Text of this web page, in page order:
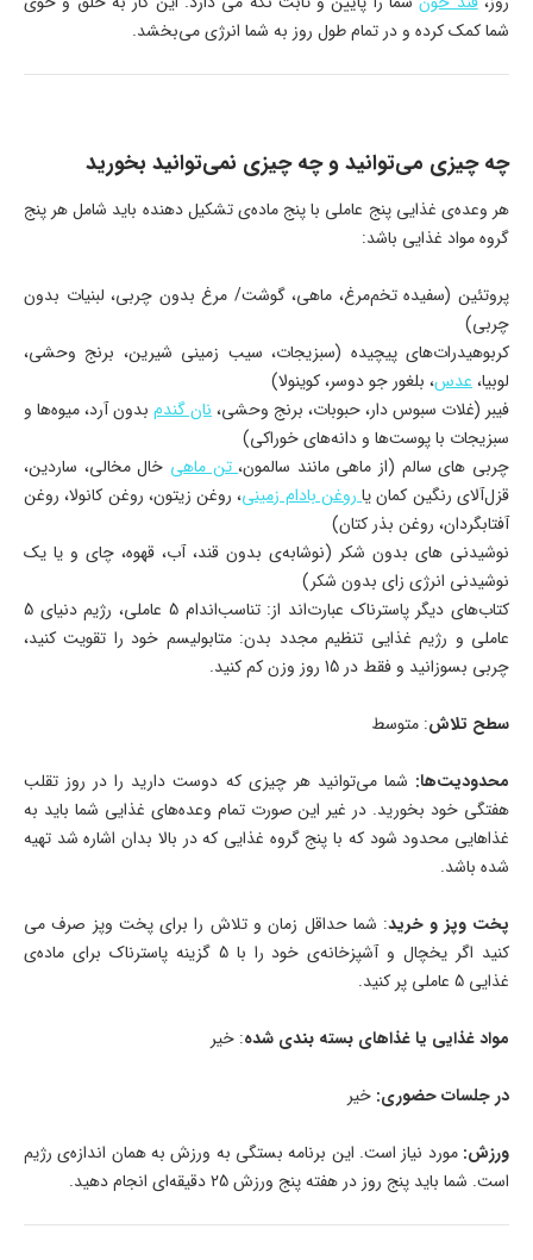
شما کمک کرده و در تمام طول روز به شما انرژی می‌بخشد.
چه چیزی می‌توانید و چه چیزی نمی‌توانید بخورید
هر وعده‌ی غذایی پنج عاملی با پنج ماده‌ی تشکیل‌ دهنده باید شامل هر پنج
گروه مواد غذایی باشد:
پروتئین (سفیده تخم‌مرغ، ماهی، گوشت/ مرغ بدون چربی، لبنیات بدون
چربی)
کربوهیدرات‌های پیچیده (سبزیجات، سیب‌ زمینی شیرین، برنج وحشی،
لوبیا،عدس، بلغور جو دوسر، کوینولا)
فیبر (غلات سبوس‌ دار، حبوبات، برنج وحشی،نان گندم بدون آرد، میوه‌ها و
سبزیجات با پوست‌ها و دانه‌های خوراکی)
چربی‌ های سالم (از ماهی مانند سالمون،تن ماهی خال مخالی، ساردین،
قزل‌آلای رنگین‌ کمان یاروغن بادام‌ زمینی، روغن‌ زیتون، روغن کانولا، روغن
آفتابگردان، روغن بذر کتان)
نوشیدنی‌ های بدون شکر (نوشابه‌ی بدون قند، آب، قهوه، چای و یا یک
نوشیدنی انرژی‌ زای بدون شکر)
کتاب‌های دیگر پاسترناک عبارت‌اند از: تناسب‌اندام 5 عاملی، رژیم دنیای 5
عاملی و رژیم غذایی تنظیم مجدد بدن: متابولیسم خود را تقویت کنید،
چربی بسوزانید و فقط در 15 روز وزن کم کنید.
سطح تلاش: متوسط
محدودیت‌ها: شما می‌توانید هر چیزی که دوست دارید را در روز تقلب
هفتگی خود بخورید. در غیر این صورت تمام وعده‌های غذایی شما باید به
غذاهایی محدود شود که با پنج گروه غذایی که در بالا بدان اشاره شد تهیه
شده باشد.
پخت‌ وپز و خرید: شما حداقل زمان و تلاش را برای پخت‌ وپز صرف می‌
کنید اگر یخچال و آشپزخانه‌ی خود را با 5 گزینه پاسترناک برای ماده‌ی
غذایی 5 عاملی پر کنید.
مواد غذایی یا غذاهای بسته‌ بندی‌ شده: خیر
در جلسات حضوری: خیر
ورزش: مورد نیاز است. این برنامه بستگی به ورزش به همان اندازه‌ی رژیم
است. شما باید پنج روز در هفته پنج ورزش 25 دقیقه‌ای انجام دهید.